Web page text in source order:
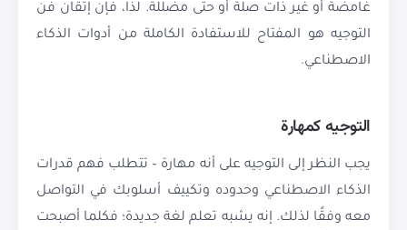
غامضة أو غير ذات صلة أو حتى مضللة. لذا، فإن إتقان فن
التوجيه هو المفتاح للاستفادة الكاملة من أدوات الذكاء
الاصطناعي.
التوجيه كمهارة
يجب النظر إلى التوجيه على أنه مهارة – تتطلب فهم قدرات
الذكاء الاصطناعي وحدوده وتكييف أسلوبك في التواصل
معه وفقًا لذلك. إنه يشبه تعلم لغة جديدة؛ فكلما أصبحت